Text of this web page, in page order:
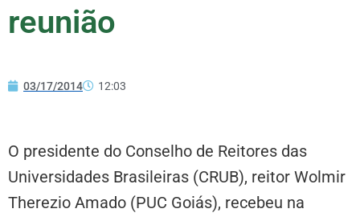
reunião
03/17/2014 12:03
O presidente do Conselho de Reitores das
Universidades Brasileiras (CRUB), reitor Wolmir
Therezio Amado (PUC Goiás), recebeu na